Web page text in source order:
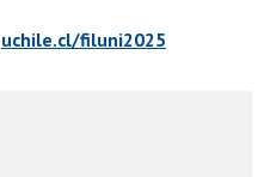
uchile.cl/filuni2025